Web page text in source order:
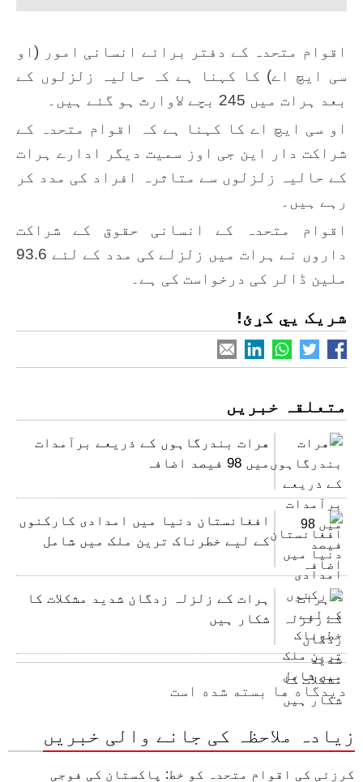
اقوام متحدہ کے دفتر برائے انسانی امور (او
سی ایچ اے) کا کہنا ہے کہ حالیہ زلزلوں کے
بعد ہرات میں 245 بچے لاوارث ہو گئے ہیں۔
او سی ایچ اے کا کہنا ہے کہ اقوام متحدہ کے
شراکت دار این جی اوز سمیت دیگر ادارے ہرات
کے حالیہ زلزلوں سے متاثرہ افراد کی مدد کر
رہے ہیں۔
اقوام متحدہ کے انسانی حقوق کے شراکت
داروں نے ہرات میں زلزلے کی مدد کے لئے 93.6
ملین ڈالر کی درخواست کی ہے۔
شریک یي کړئ!
متعلقہ خبریں
هرات بندرگاہوں کے ذریعے برآمدات
میں 98 فیصد اضافہ
افغانستان دنیا میں امدادی کارکنوں
کے لیے خطرناک ترین ملک میں شامل
ہرات کے زلزلہ زدگان شدید مشکلات کا
شکار ہیں
دیدگاه ها بسته شده است
زیادہ ملاحظہ کی جانے والی خبریں
کرزئی کی اقوام متحدہ کو خط: پاکستان کی فوجی